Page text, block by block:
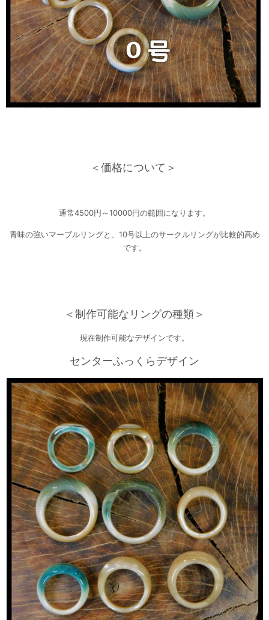
＜価格について＞
通常4500円～10000円の範囲になります。
青味の強いマーブルリングと、10号以上のサークルリングが比較的高め
です。
＜制作可能なリングの種類＞
現在制作可能なデザインです。
センターふっくらデザイン